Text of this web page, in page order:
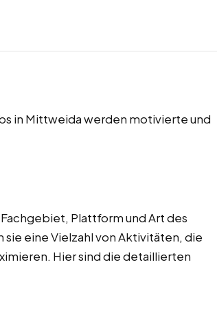
in Mittweida werden motivierte und
Plattform und Art des
sie eine Vielzahl von Aktivitäten, die
Hier sind die detaillierten